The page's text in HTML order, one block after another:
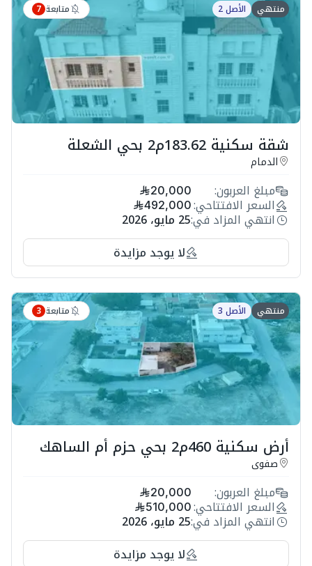
منتهي الأصل 2 متابعة 7
شقة سكنية 183.62م2 بحي الشعلة
الدمام
مبلغ العربون: 20,000
السعر الافتتاحي: 492,000
انتهي المزاد في:25 مايو، 2026
لا يوجد مزايدة
منتهي الأصل 3 متابعة 3
أرض سكنية 460م2 بحي حزم أم الساهك
صفوى
مبلغ العربون: 20,000
السعر الافتتاحي: 510,000
انتهي المزاد في:25 مايو، 2026
لا يوجد مزايدة